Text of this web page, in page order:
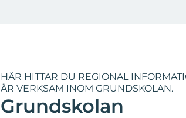
HÄR HITTAR DU REGIONAL
ÄR VERKSAM INOM GRUNDSKOLAN.
Grundskolan